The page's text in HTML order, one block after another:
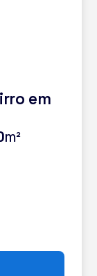
em
m²